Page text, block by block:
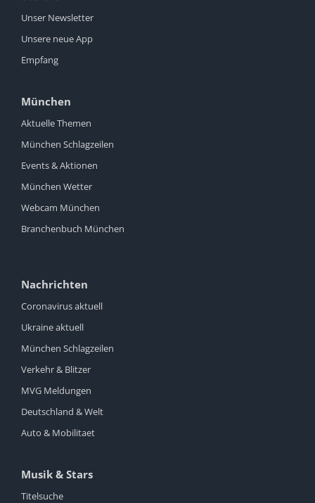
Unser Newsletter
Unsere neue App
Empfang
München
Aktuelle Themen
München Schlagzeilen
Events & Aktionen
München Wetter
Webcam München
Branchenbuch München
Nachrichten
Coronavirus aktuell
Ukraine aktuell
München Schlagzeilen
Verkehr & Blitzer
MVG Meldungen
Deutschland & Welt
Auto & Mobilitaet
Musik & Stars
Titelsuche